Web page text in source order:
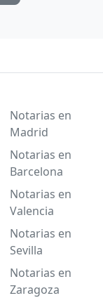
Notarias en
Madrid
Notarias en
Barcelona
Notarias en
Valencia
Notarias en
Sevilla
Notarias en
Zaragoza